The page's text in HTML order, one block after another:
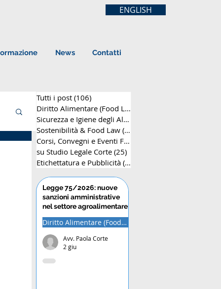
ENGLISH
News Contatti
Tutti i post (106)
Diritto Alimentare (Food Law)
Sicurezza e Igiene degli Alimenti
Sostenibilità & Food Law (12)
Corsi, Convegni e Eventi Formativi
su Studio Legale Corte (25)
Etichettatura e Pubblicità (14)
Legge 75/2026: nuove
sanzioni amministrative
nel settore agroalimentare
Diritto Alimentare (Food Law)
Avv. Paola Corte
2 giu